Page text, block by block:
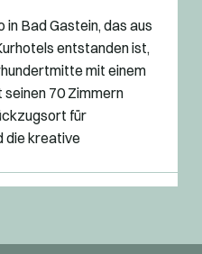
Bad Gastein, das aus
entstanden ist,
mit einem
70 Zimmern
für
die kreative